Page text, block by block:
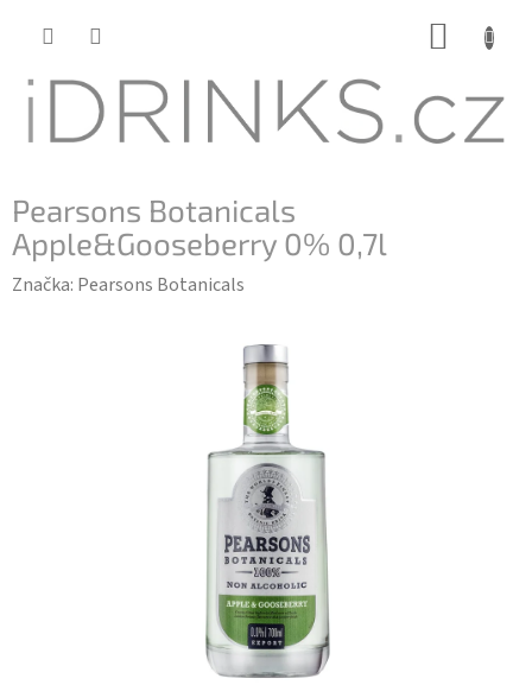
Pearsons Botanicals
Apple&Gooseberry 0% 0,7l
Značka: Pearsons Botanicals